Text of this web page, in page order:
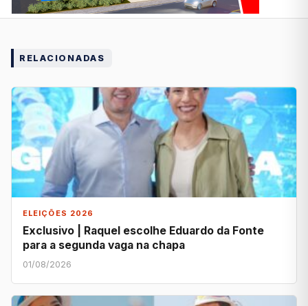
RELACIONADAS
ELEIÇÕES 2026
Exclusivo | Raquel escolhe Eduardo da Fonte
para a segunda vaga na chapa
01/08/2026